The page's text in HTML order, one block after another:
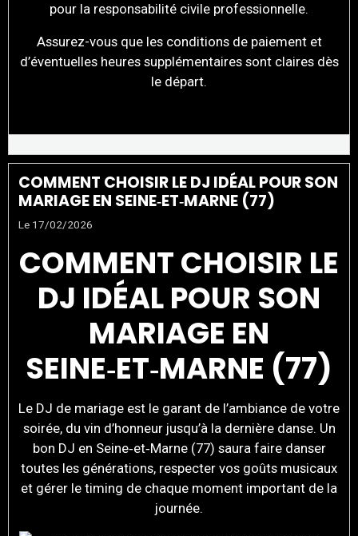
pour la responsabilité civile professionnelle.
Assurez-vous que les conditions de paiement et
d’éventuelles heures supplémentaires sont claires dès
le départ.
COMMENT CHOISIR LE DJ IDÉAL POUR SON
MARIAGE EN SEINE‑ET‑MARNE (77)
Le 17/02/2026
COMMENT CHOISIR LE
DJ IDÉAL POUR SON
MARIAGE EN
SEINE‑ET‑MARNE (77)
Le DJ de mariage est le garant de l’ambiance de votre
soirée, du vin d’honneur jusqu’à la dernière danse. Un
bon DJ en Seine‑et‑Marne (77) saura faire danser
toutes les générations, respecter vos goûts musicaux
et gérer le timing de chaque moment important de la
journée.